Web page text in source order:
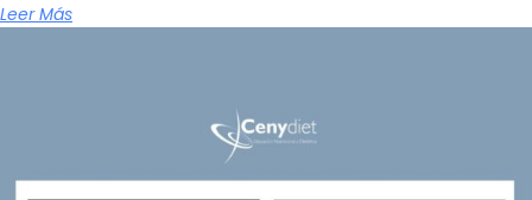
Leer Más